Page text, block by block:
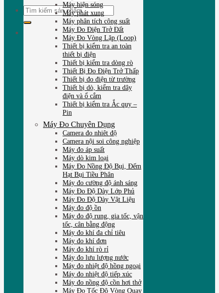
Tìm
kiếm:
Máy hiện sóng
Máy phát xung
Máy phân tích công suất
Máy Đo Điện Trở Đất
Máy Đo Vòng Lặp (Loop)
Thiết bị kiểm tra an toàn
thiết bị điện
Thiết bị kiểm tra dòng rò
Thiết Bị Đo Điện Trở Thấp
Thiết bị đo điện từ trường
Thiết bị dò, kiểm tra dây
điện và ổ cắm
Thiết bị kiểm tra Ắc quy –
Pin
Máy Đo Chuyên Dụng
Camera đo nhiêt độ
Camera nội soi công nghiệp
Máy đo áp suất
Máy dò kim loại
Máy Đo Nồng Độ Bụi, Đếm
Hạt Bụi Tiều Phân
Máy đo cường độ ánh sáng
Máy Đo Độ Dày Lớp Phủ
Máy Đo Độ Dày Vật Liệu
Máy đo độ ồn
Máy đo độ rung, gia tốc, vận
tốc, cân bằng động
Máy đo khí đa chỉ tiêu
Máy đo khí đơn
Máy đo khí rò rỉ
Máy đo lưu lượng nước
Máy đo nhiệt độ hồng ngoại
Máy đo nhiệt độ tiếp xúc
Máy đo nồng độ cồn hơi thở
Máy Đo Tốc Độ Vòng Quay